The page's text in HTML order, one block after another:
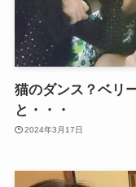
猫のダンス？ベリ
と・・・
2024年3月17日